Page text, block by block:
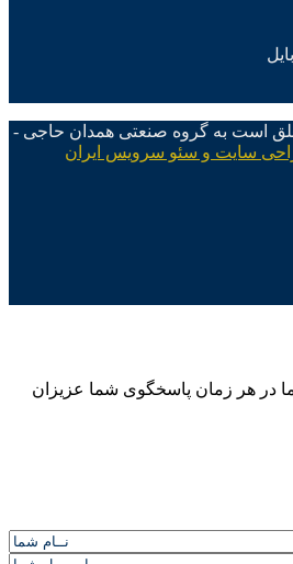
است به گروه صنعتی همدان حاجی -
سایت و سئو سرویس ایران
در هر زمان پاسخگوی شما عزیزان